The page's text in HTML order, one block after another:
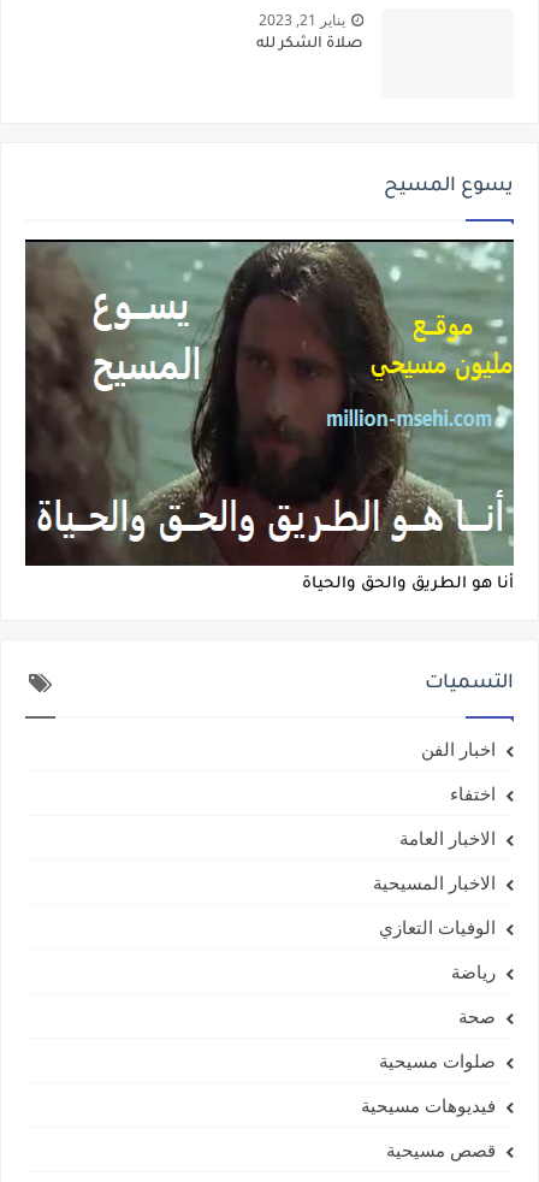
يناير 21, 2023
صلاة الشكر لله
يسوع المسيح
أنا هو الطريق والحق والحياة
التسميات
اخبار الفن
اختفاء
الاخبار العامة
الاخبار المسيحية
الوفيات التعازي
رياضة
صحة
صلوات مسيحية
فيديوهات مسيحية
قصص مسيحية